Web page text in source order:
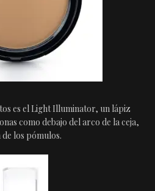
es el Light Illuminator, un lápiz
como debajo del arco de la ceja,
los pómulos.